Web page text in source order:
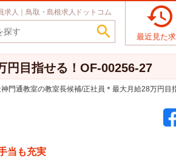
求人｜鳥取・島根求人ドットコム


最近見た
円目指せる！OF-00256-27
門通教室の教室長候補/正社員＊最大月給28万円目
当も充実